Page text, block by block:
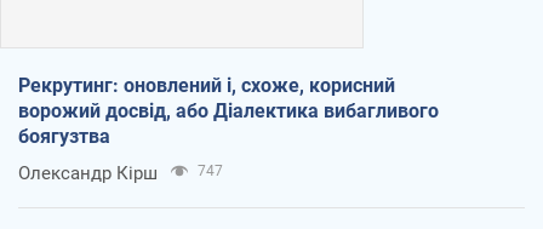
Рекрутинг: оновлений і, схоже, корисний
ворожий досвід, або Діалектика вибагливого
боягузтва
Олександр Кірш 747